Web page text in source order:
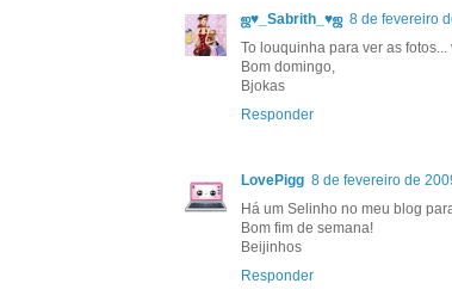
ஜ♥_Sabrith_♥ஜ 8 de fevereiro
To louquinha para ver as
Bom domingo,
Bjokas
Responder
LovePigg 8 de fevereiro de
Há um Selinho no meu blog
Bom fim de semana!
Beijinhos
Responder